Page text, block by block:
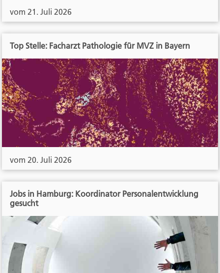
vom 21. Juli 2026
Top Stelle: Facharzt Pathologie für MVZ in Bayern
vom 20. Juli 2026
Jobs in Hamburg: Koordinator Personalentwicklung
gesucht